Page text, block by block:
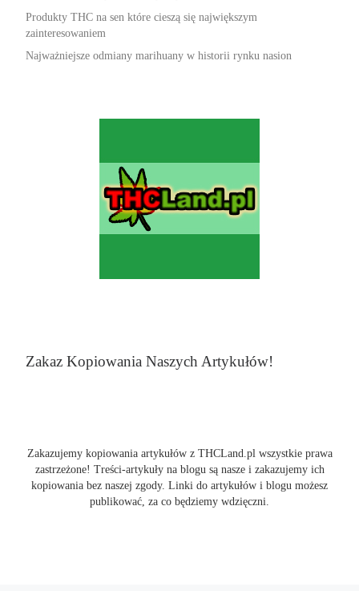
Produkty THC na sen które cieszą się największym
zainteresowaniem
Najważniejsze odmiany marihuany w historii rynku nasion
Zakaz Kopiowania Naszych Artykułów!
Zakazujemy kopiowania artykułów z THCLand.pl wszystkie prawa
zastrzeżone! Treści-artykuły na blogu są nasze i zakazujemy ich
kopiowania bez naszej zgody. Linki do artykułów i blogu możesz
publikować, za co będziemy wdzięczni.